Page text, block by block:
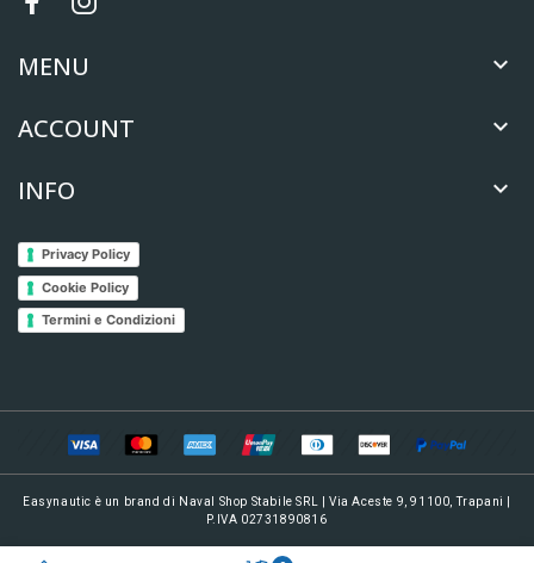
MENU 
ACCOUNT 
INFO 
Privacy Policy
Cookie Policy
Termini e Condizioni
Easynautic è un brand di Naval Shop Stabile SRL | Via Aceste 9, 91100, Trapani |
P.IVA 02731890816